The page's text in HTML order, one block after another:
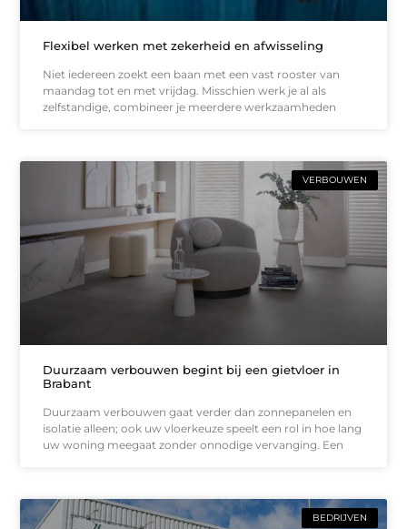
Flexibel werken met zekerheid en afwisseling
Niet iedereen zoekt een baan met een vast rooster van
maandag tot en met vrijdag. Misschien werk je al als
zelfstandige, combineer je meerdere werkzaamheden
VERBOUWEN
Duurzaam verbouwen begint bij een gietvloer in
Brabant
Duurzaam verbouwen gaat verder dan zonnepanelen en
isolatie alleen; ook uw vloerkeuze speelt een rol in hoe lang
uw woning meegaat zonder onnodige vervanging. Een
BEDRIJVEN